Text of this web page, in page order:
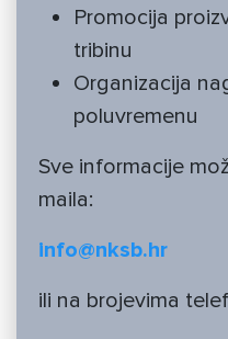
Promocija
tribinu
Organizacija
poluvremenu
Sve informacije
maila:
info@nksb.hr
ili na brojevima